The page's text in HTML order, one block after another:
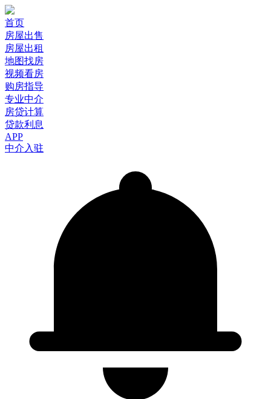
首页
房屋出售
房屋出租
地图找房
视频看房
购房指导
专业中介
房贷计算
贷款利息
APP
中介入驻